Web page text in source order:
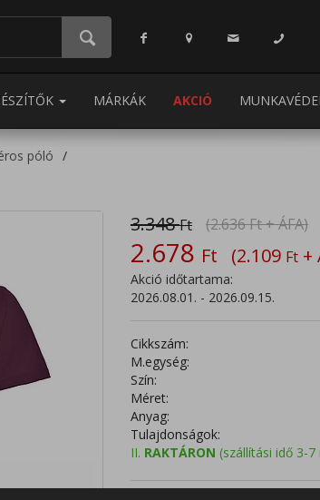
MÁRKÁK AKCIÓ
póló
3.348Ft (2.636Ft+ ÁFA)
2.678 Ft (2.109 Ft +
Akció időtartama:
2026.08.01. - 2026.09.15.
Cikkszám:
M.egység:
Szín:
Méret:
Anyag:
Tulajdonságok:
II. RAKTÁRON (szállítási idő 3-7